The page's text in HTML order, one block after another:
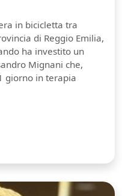
in bicicletta tra
di Reggio Emilia,
ha investito un
Mignani che,
giorno in terapia